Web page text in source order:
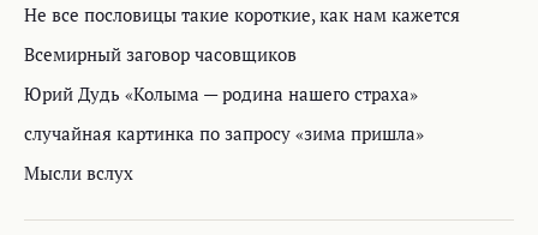
Не все пословицы такие короткие, как нам кажется
Всемирный заговор часовщиков
Юрий Дудь «Колыма — родина нашего страха»
случайная картинка по запросу «зима пришла»
Мысли вслух